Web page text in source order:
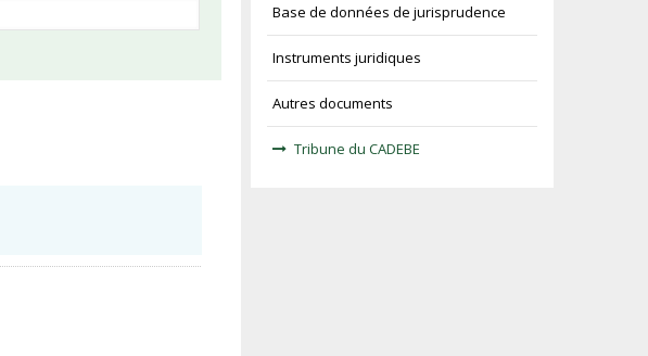
Base de données de jurisprudence
Instruments juridiques
Autres documents
Tribune du CADEBE